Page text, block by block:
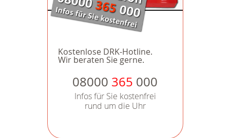
Kostenlose DRK-Hotline.
Wir beraten Sie gerne.
08000 365 000
Infos für Sie kostenfrei
rund um die Uhr